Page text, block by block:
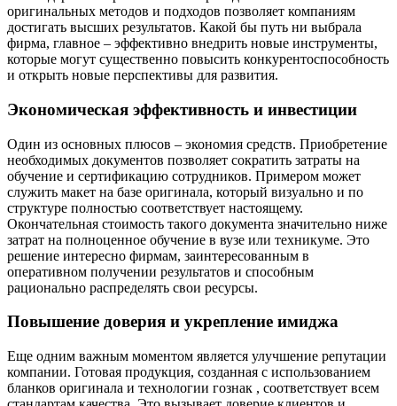
оригинальных методов и подходов позволяет компаниям
достигать высших результатов. Какой бы путь ни выбрала
фирма, главное – эффективно внедрить новые инструменты,
которые могут существенно повысить конкурентоспособность
и открыть новые перспективы для развития.
Экономическая эффективность и инвестиции
Один из основных плюсов – экономия средств. Приобретение
необходимых документов позволяет сократить затраты на
обучение и сертификацию сотрудников. Примером может
служить макет на базе оригинала, который визуально и по
структуре полностью соответствует настоящему.
Окончательная стоимость такого документа значительно ниже
затрат на полноценное обучение в вузе или техникуме. Это
решение интересно фирмам, заинтересованным в
оперативном получении результатов и способным
рационально распределять свои ресурсы.
Повышение доверия и укрепление имиджа
Еще одним важным моментом является улучшение репутации
компании. Готовая продукция, созданная с использованием
бланков оригинала и технологии гознак , соответствует всем